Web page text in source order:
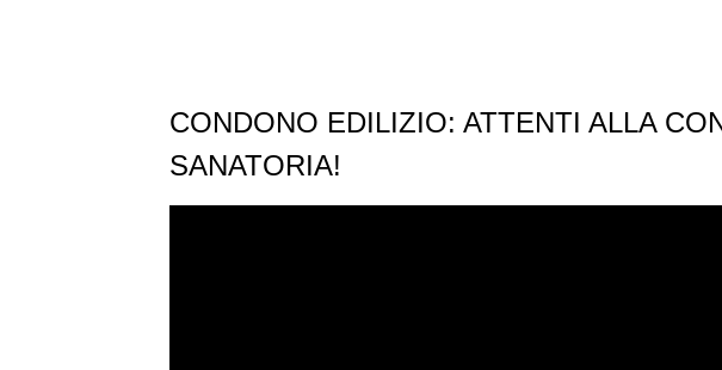
CONDONO EDILIZIO: ATTENTI ALLA
SANATORIA!